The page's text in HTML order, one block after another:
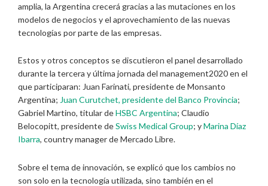
amplia, la Argentina crecerá gracias a las mutaciones en los
modelos de negocios y el aprovechamiento de las nuevas
tecnologías por parte de las empresas.
Estos y otros conceptos se discutieron el panel desarrollado
durante la tercera y última jornada del management2020 en el
que participaran: Juan Farinati, presidente de Monsanto
Argentina; Juan Curutchet, presidente del Banco Provincia;
Gabriel Martino, titular deHSBC Argentina; Claudio
Belocopitt, presidente deSwiss Medical Group; yMarina Díaz
Ibarra, country manager de Mercado Libre.
Sobre el tema de innovación, se explicó que los cambios no
son solo en la tecnología utilizada, sino también en el